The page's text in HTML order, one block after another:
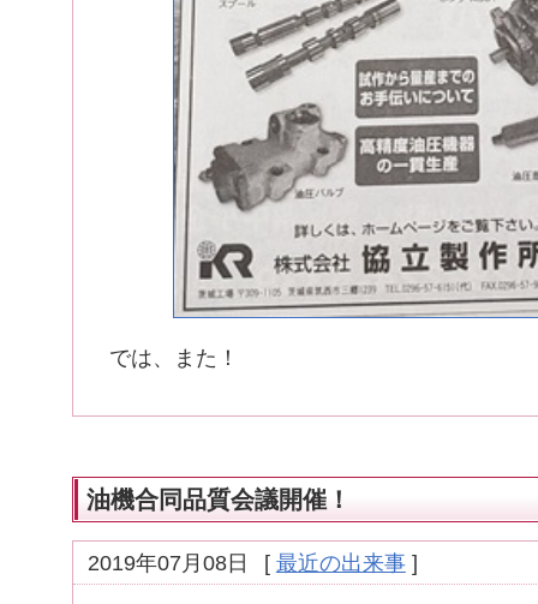
では、また！
油機合同品質会議開催！
2019年07月08日 [ 最近の出来事]